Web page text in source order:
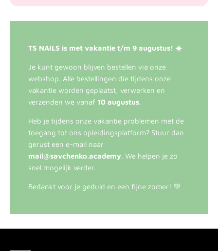
TS NAILS is met vakantie t/m 9 augustus! ☀️
Je kunt gewoon blijven bestellen via onze
webshop. Alle bestellingen die tijdens onze
vakantie worden geplaatst, verwerken en
verzenden we vanaf 10 augustus.
Heb je tijdens onze vakantie problemen met de
toegang tot ons opleidingsplatform? Stuur dan
gerust een e-mail naar
mail@savchenko.academy. We helpen je zo
snel mogelijk verder.
Bedankt voor je geduld en een fijne zomer! 💚